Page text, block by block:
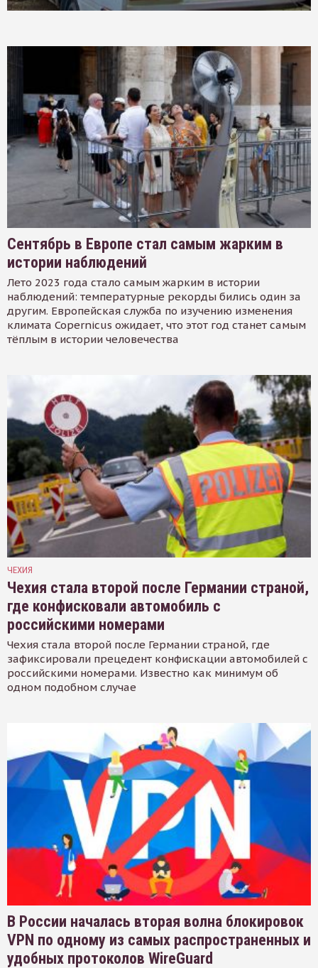
Сентябрь в Европе стал самым жарким в
истории наблюдений
Лето 2023 года стало самым жарким в истории
наблюдений: температурные рекорды бились один за
другим. Европейская служба по изучению изменения
климата Copernicus ожидает, что этот год станет самым
тёплым в истории человечества
ЧЕХИЯ
Чехия стала второй после Германии страной,
где конфисковали автомобиль с
российскими номерами
Чехия стала второй после Германии страной, где
зафиксировали прецедент конфискации автомобилей с
российскими номерами. Известно как минимум об
одном подобном случае
В России началась вторая волна блокировок
VPN по одному из самых распространенных и
удобных протоколов WireGuard